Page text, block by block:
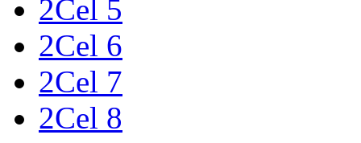
2Cel 5
2Cel 6
2Cel 7
2Cel 8